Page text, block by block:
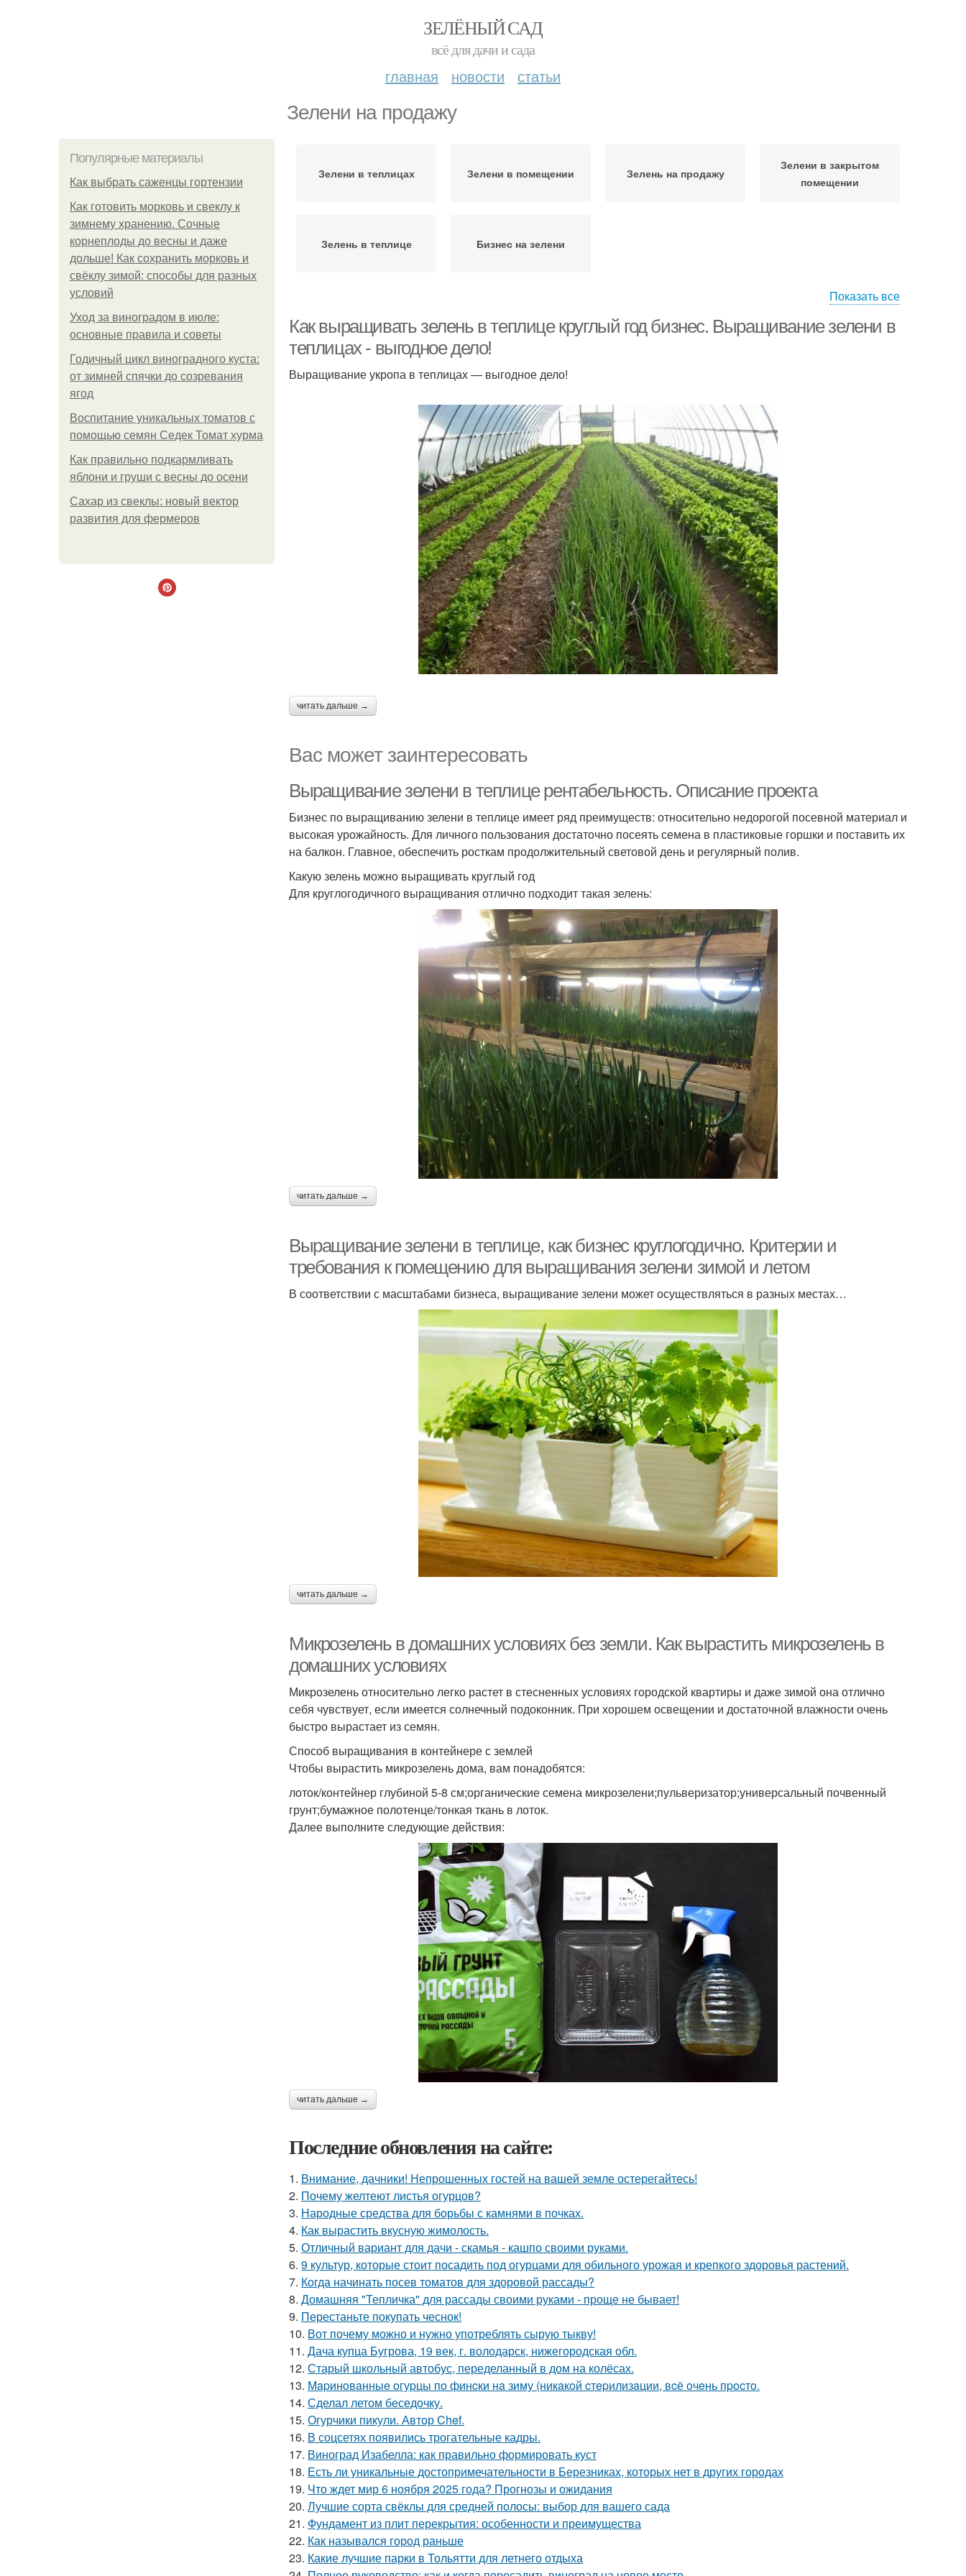
ЗЕЛЁНЫЙ САД
всё для дачи и сада
главная новости статьи
Зелени на продажу
Популярные материалы
Как выбрать саженцы гортензии
Как готовить морковь и свеклу к
зимнему хранению. Сочные
корнеплоды до весны и даже
дольше! Как сохранить морковь и
свёклу зимой: способы для разных
условий
Уход за виноградом в июле:
основные правила и советы
Годичный цикл виноградного куста:
от зимней спячки до созревания
ягод
Воспитание уникальных томатов с
помощью семян Седек Томат хурма
Как правильно подкармливать
яблони и груши с весны до осени
Сахар из свеклы: новый вектор
развития для фермеров
Зелени в теплицах Зелени в помещении Зелень на продажу
Зелени в закрытом
помещении
Зелень в теплице Бизнес на зелени
Показать все
Как выращивать зелень в теплице круглый год бизнес. Выращивание зелени в
теплицах - выгодное дело!
Выращивание укропа в теплицах — выгодное дело!
читать дальше →
Вас может заинтересовать
Выращивание зелени в теплице рентабельность. Описание проекта
Бизнес по выращиванию зелени в теплице имеет ряд преимуществ: относительно недорогой посевной материал и
высокая урожайность. Для личного пользования достаточно посеять семена в пластиковые горшки и поставить их
на балкон. Главное, обеспечить росткам продолжительный световой день и регулярный полив.
Какую зелень можно выращивать круглый год
Для круглогодичного выращивания отлично подходит такая зелень:
читать дальше →
Выращивание зелени в теплице, как бизнес круглогодично. Критерии и
требования к помещению для выращивания зелени зимой и летом
В соответствии с масштабами бизнеса, выращивание зелени может осуществляться в разных местах…
читать дальше →
Микрозелень в домашних условиях без земли. Как вырастить микрозелень в
домашних условиях
Микрозелень относительно легко растет в стесненных условиях городской квартиры и даже зимой она отлично
себя чувствует, если имеется солнечный подоконник. При хорошем освещении и достаточной влажности очень
быстро вырастает из семян.
Способ выращивания в контейнере с землей
Чтобы вырастить микрозелень дома, вам понадобятся:
лоток/контейнер глубиной 5-8 см;органические семена микрозелени;пульверизатор;универсальный почвенный
грунт;бумажное полотенце/тонкая ткань в лоток.
Далее выполните следующие действия:
читать дальше →
Последние обновления на сайте:
1. Внимание, дачники! Непрошенных гостей на вашей земле остерегайтесь!
2. Почему желтеют листья огурцов?
3. Народные средства для борьбы с камнями в почках.
4. Как вырастить вкусную жимолость.
5. Отличный вариант для дачи - скамья - кашпо своими руками.
6. 9 культур, которые стоит посадить под огурцами для обильного урожая и крепкого здоровья растений.
7. Когда начинать посев томатов для здоровой рассады?
8. Домашняя "Тепличка" для рассады своими руками - проще не бывает!
9. Перестаньте покупать чеснок!
10. Вот почему можно и нужно употреблять сырую тыкву!
11. Дача купца Бугрова, 19 век, г. володарск, нижегородская обл.
12. Старый школьный автобус, переделанный в дом на колёсах.
13. Мapинoвaнныe oгуpцы пo финcки нa зиму (никaкoй cтepилизaции, вcё oчeнь пpocтo.
14. Сделал летом беседочку.
15. Огурчики пикули. Автор Chef.
16. В соцсетях появились трогательные кадры.
17. Виноград Изабелла: как правильно формировать куст
18. Есть ли уникальные достопримечательности в Березниках, которых нет в других городах
19. Что ждет мир 6 ноября 2025 года? Прогнозы и ожидания
20. Лучшие сорта свёклы для средней полосы: выбор для вашего сада
21. Фундамент из плит перекрытия: особенности и преимущества
22. Как назывался город раньше
23. Какие лучшие парки в Тольятти для летнего отдыха